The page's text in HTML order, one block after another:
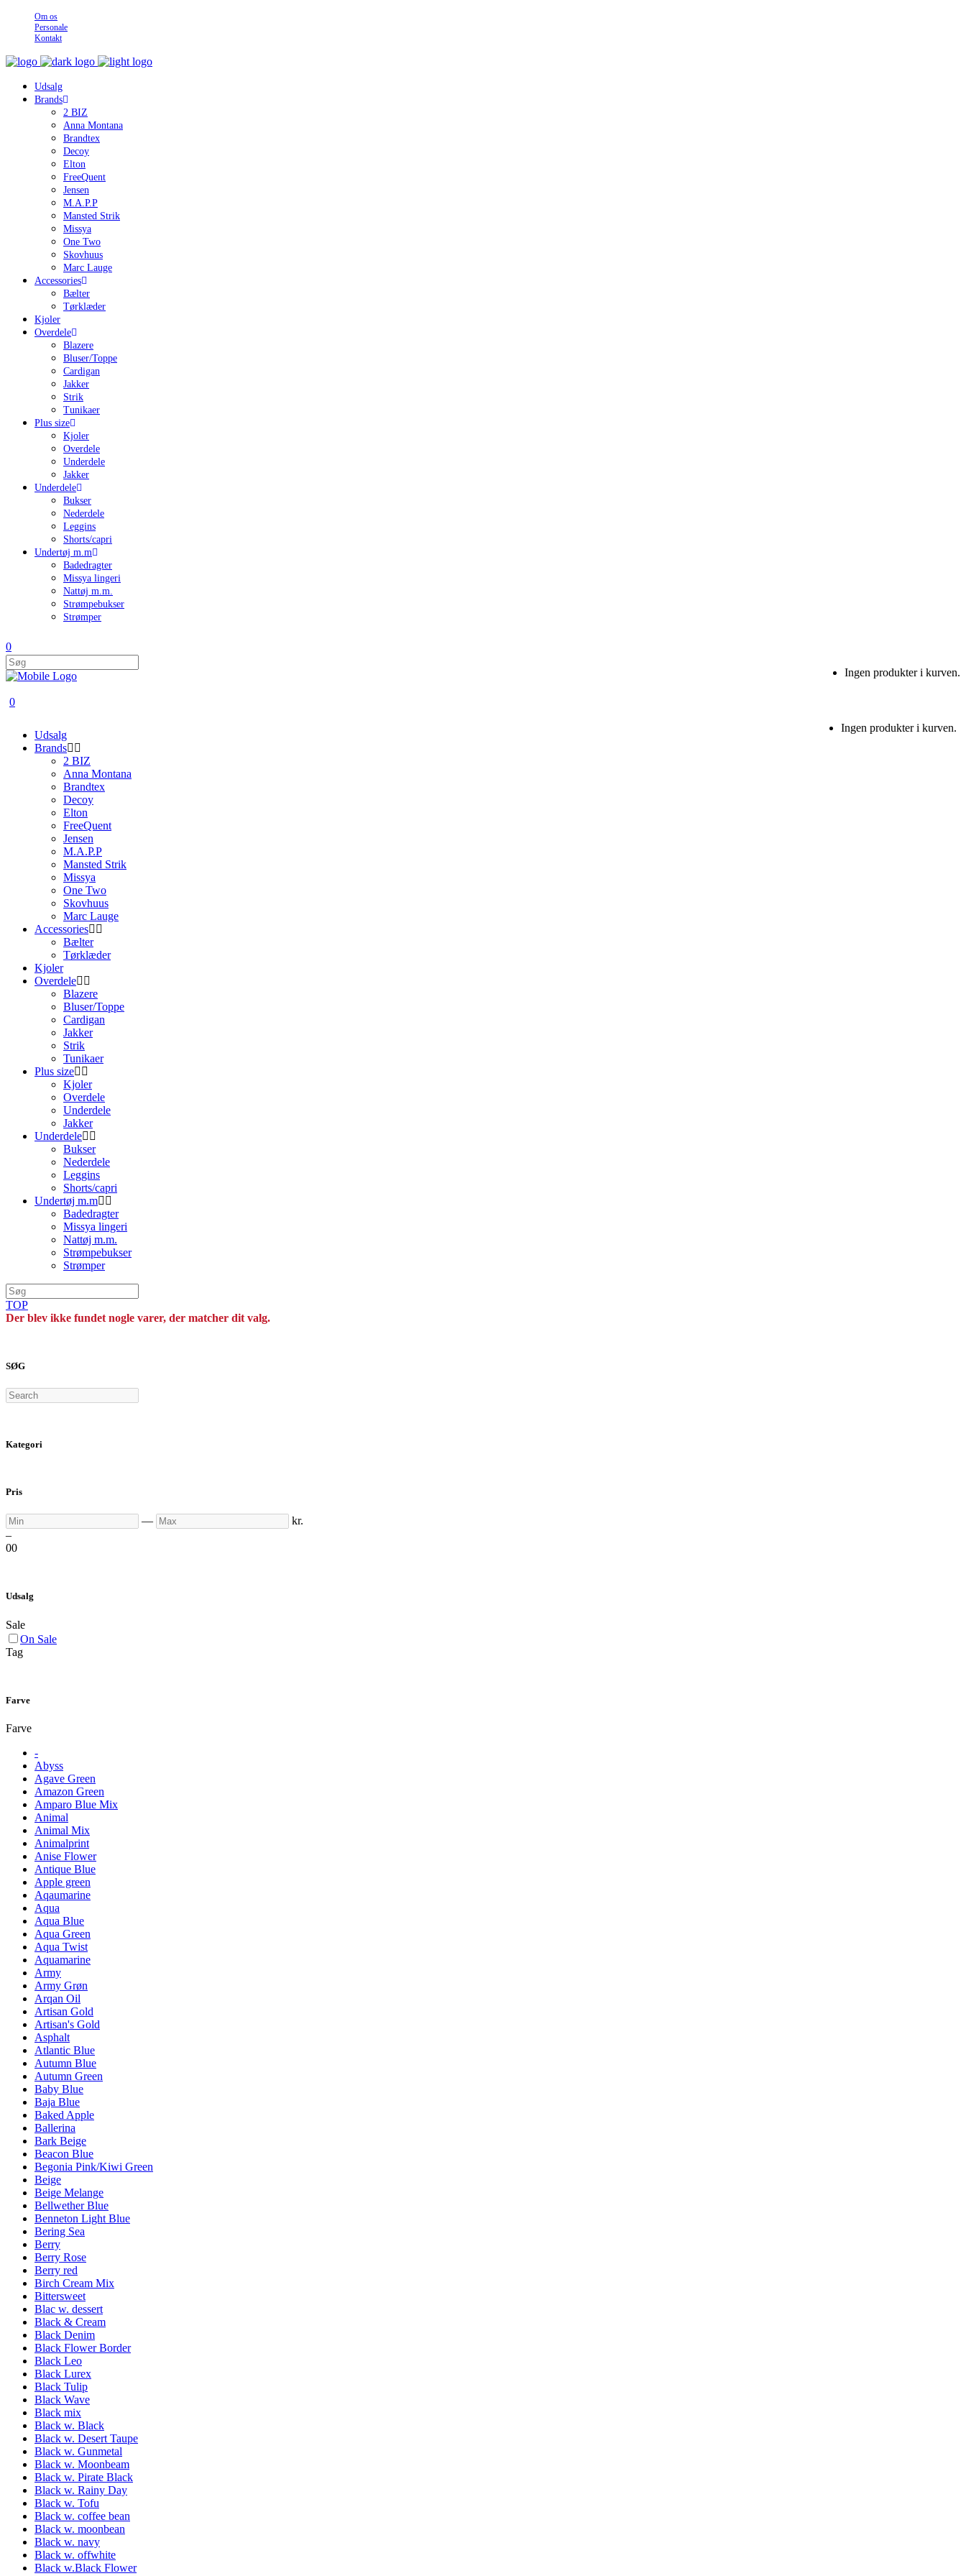
Om os
Personale
Kontakt
Udsalg
Brands
2 BIZ
Anna Montana
Brandtex
Decoy
Elton
FreeQuent
Jensen
M.A.P.P
Mansted Strik
Missya
One Two
Skovhuus
Marc Lauge
Accessories
Bælter
Tørklæder
Kjoler
Overdele
Blazere
Bluser/Toppe
Cardigan
Jakker
Strik
Tunikaer
Plus size
Kjoler
Overdele
Underdele
Jakker
Underdele
Bukser
Nederdele
Leggins
Shorts/capri
Undertøj m.m
Badedragter
Missya lingeri
Nattøj m.m.
Strømpebukser
Strømper
0
Ingen produkter i kurven.
0
Ingen produkter i kurven.
Udsalg
Brands
2 BIZ
Anna Montana
Brandtex
Decoy
Elton
FreeQuent
Jensen
M.A.P.P
Mansted Strik
Missya
One Two
Skovhuus
Marc Lauge
Accessories
Bælter
Tørklæder
Kjoler
Overdele
Blazere
Bluser/Toppe
Cardigan
Jakker
Strik
Tunikaer
Plus size
Kjoler
Overdele
Underdele
Jakker
Underdele
Bukser
Nederdele
Leggins
Shorts/capri
Undertøj m.m
Badedragter
Missya lingeri
Nattøj m.m.
Strømpebukser
Strømper
TOP
Der blev ikke fundet nogle varer, der matcher dit valg.
SØG
Search
Kategori
Pris
Min — Max
kr.
–
00
Udsalg
Sale
On Sale
Tag
Farve
Farve
-
Abyss
Agave Green
Amazon Green
Amparo Blue Mix
Animal
Animal Mix
Animalprint
Anise Flower
Antique Blue
Apple green
Aqaumarine
Aqua
Aqua Blue
Aqua Green
Aqua Twist
Aquamarine
Army
Army Grøn
Arqan Oil
Artisan Gold
Artisan's Gold
Asphalt
Atlantic Blue
Autumn Blue
Autumn Green
Baby Blue
Baja Blue
Baked Apple
Ballerina
Bark Beige
Beacon Blue
Begonia Pink/Kiwi Green
Beige
Beige Melange
Bellwether Blue
Benneton Light Blue
Bering Sea
Berry
Berry Rose
Berry red
Birch Cream Mix
Bittersweet
Blac w. dessert
Black & Cream
Black Denim
Black Flower Border
Black Leo
Black Lurex
Black Tulip
Black Wave
Black mix
Black w. Black
Black w. Desert Taupe
Black w. Gunmetal
Black w. Moonbeam
Black w. Pirate Black
Black w. Rainy Day
Black w. Tofu
Black w. coffee bean
Black w. moonbean
Black w. navy
Black w. offwhite
Black w.Black Flower